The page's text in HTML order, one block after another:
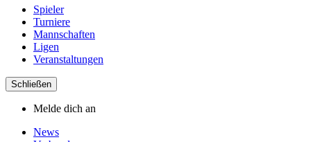
Spieler
Turniere
Mannschaften
Ligen
Veranstaltungen
Schließen
Melde dich an
News